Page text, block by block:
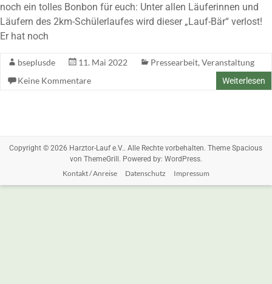
noch ein tolles Bonbon für euch: Unter allen Läuferinnen und
Läufern des 2km-Schülerlaufes wird dieser „Lauf-Bär“ verlost!
Er hat noch
bseplusde 11. Mai 2022 Pressearbeit, Veranstaltung
Keine Kommentare
Weiterlesen
Copyright © 2026 Harztor-Lauf e.V.. Alle Rechte vorbehalten. ThemeSpacious
von ThemeGrill. Powered by: WordPress.
Kontakt / Anreise Datenschutz Impressum